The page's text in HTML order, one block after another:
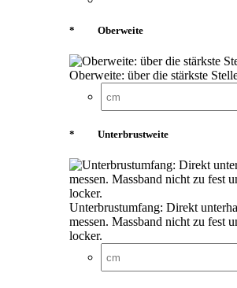
* Oberweite
Oberweite: über die stärkste
* Unterbrustweite
Unterbrustumfang: Direkt
messen. Massband nicht zu fest
locker.